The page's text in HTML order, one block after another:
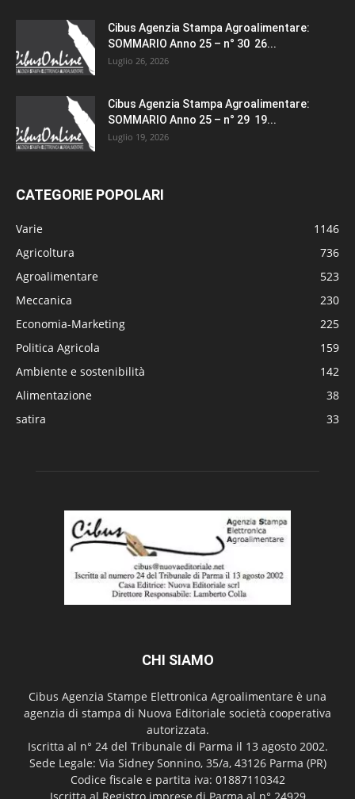
Cibus Agenzia Stampa Agroalimentare:
SOMMARIO Anno 25 – n° 30 26...
Luglio 26, 2026
Cibus Agenzia Stampa Agroalimentare:
SOMMARIO Anno 25 – n° 29 19...
Luglio 19, 2026
CATEGORIE POPOLARI
Varie
1146
Agricoltura
736
Agroalimentare
523
Meccanica
230
Economia-Marketing
225
Politica Agricola
159
Ambiente e sostenibilità
142
Alimentazione
38
satira
33
CHI SIAMO
Cibus Agenzia Stampe Elettronica Agroalimentare è una
agenzia di stampa di Nuova Editoriale società cooperativa
autorizzata.
Iscritta al n° 24 del Tribunale di Parma il 13 agosto 2002.
Sede Legale: Via Sidney Sonnino, 35/a, 43126 Parma (PR)
Codice fiscale e partita iva: 01887110342
Iscritta al Registro imprese di Parma al n° 24929